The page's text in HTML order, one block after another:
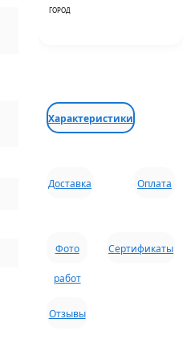
ГОРОД
Характеристики
Доставка Оплата
Фото
работ
Сертификаты
Отзывы